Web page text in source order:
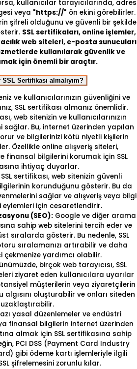
kullanıcılar tarayıcılarında, adres
veya "https://" ön ekini görebilirler.
şifreli olduğunu ve güvenli bir şekilde
SSL sertifikaları, online işlemler,
web siteleri, e-posta sunucuları
kullanılarak güvenlik ve
için önemli bir araçtır.
SSL Sertifikası almalıyım?
ve kullanıcılarınızın güvenliğini ve
SSL sertifikası almanız önemlidir.
web sitenizin ve kullanıcılarınızın
sağlar. Bu, internet üzerinden yapılan
ve bilgilerinizi kötü niyetli kişilerin
Özellikle online alışveriş siteleri,
finansal bilgilerini korumak için SSL
ihtiyaç duyarlar.
sertifikası, web sitenizin güvenli
korunduğunu gösterir. Bu da
sağlar ve alışveriş veya bilgi
eylemleri için cesaretlendirir.
(SEO):Google ve diğer arama
sahip web sitelerini tercih eder ve
sıralarda gösterir. Bu nedenle, SSL
sıralamanızı artırabilir ve daha
yardımcı olabilir.
birçok web tarayıcısı, SSL
ziyaret eden kullanıcılara uyarılar
müşterilerin veya ziyaretçilerin
algısını oluşturabilir ve onları siteden
uzaklaştırabilir.
yasal düzenlemeler ve endüstri
finansal bilgilerin internet üzerinden
almak için SSL sertifikasına sahip
PCI DSS (Payment Card Industry
gibi ödeme kartı işlemleriyle ilgili
şifrelemesini zorunlu kılar.